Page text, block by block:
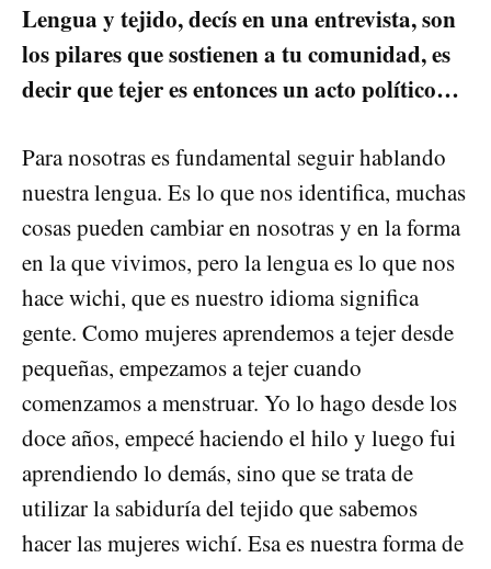
Lengua y tejido, decís en una entrevista, son
los pilares que sostienen a tu comunidad, es
decir que tejer es entonces un acto político…
Para nosotras es fundamental seguir hablando
nuestra lengua. Es lo que nos identifica, muchas
cosas pueden cambiar en nosotras y en la forma
en la que vivimos, pero la lengua es lo que nos
hace wichi, que es nuestro idioma significa
gente. Como mujeres aprendemos a tejer desde
pequeñas, empezamos a tejer cuando
comenzamos a menstruar. Yo lo hago desde los
doce años, empecé haciendo el hilo y luego fui
aprendiendo lo demás, sino que se trata de
utilizar la sabiduría del tejido que sabemos
hacer las mujeres wichí. Esa es nuestra forma de